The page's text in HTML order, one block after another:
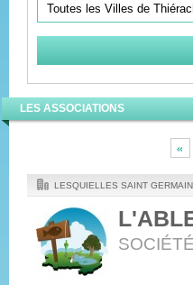
LES ASSOCIATIONS
LESQUIELLES SAINT GERMAIN